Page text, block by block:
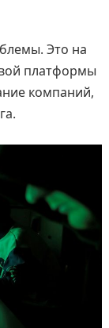
Это на
платформы
компаний,